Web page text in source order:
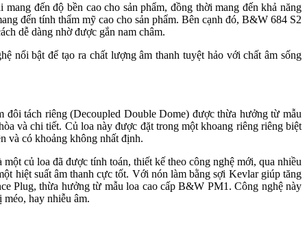
đến độ bền cao cho sản phẩm, đồng thời mang đến khả năng
đến tính thẩm mỹ cao cho sản phẩm. Bên cạnh đó, B&W 684 S2
dễ dàng nhờ được gắn nam châm.
nổi bật để tạo ra chất lượng âm thanh tuyệt hảo với chất âm sống
tách riêng (Decoupled Double Dome) được thừa hưởng từ mẫu
và chi tiết. Củ loa này được đặt trong một khoang riêng riêng biệt
và có khoảng không nhất định.
củ loa đã được tính toán, thiết kế theo công nghệ mới, qua nhiều
hiệt suất âm thanh cực tốt. Với nón làm bằng sợi Kevlar giúp tăng
Plug, thừa hưởng từ mẫu loa cao cấp B&W PM1. Công nghệ này
hay nhiễu âm.